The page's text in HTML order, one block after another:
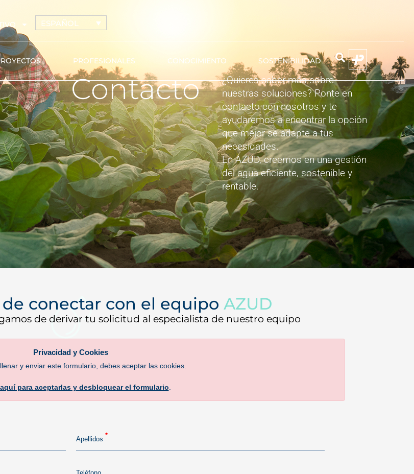
ESPAÑOL
PROFESIONALES CONOCIMIENTO SOSTENIBILIDAD
Tuberías de riego con
gotero autocompensante
AZUD PREMIER
AZUD PREMIER
AZUD GENIUN
Tuberías de riego con gotero
turbulento
Tuberías de conducción y
microtubo
Goteros pinchados
Accesorios de conexión
Válvulas hidráulicas
Contadores
Ventosas
Contacto
¿Quieres saber más sobre
nuestras soluciones? Ponte en
contacto con nosotros y te
ayudaremos a encontrar la opción
que mejor se adapte a tus
necesidades.
En AZUD, creemos en una gestión
del agua eficiente, sostenible y
rentable.
de conectar con el equipo AZUD
de derivar tu solicitud al especialista de nuestro equipo